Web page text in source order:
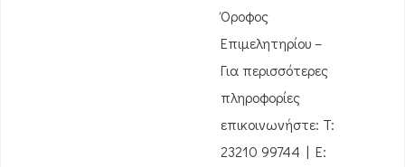
Όροφος
Επιμελητηρίου –
Για περισσότερες
πληροφορίες
επικοινωνήστε: T:
23210 99744 | E: